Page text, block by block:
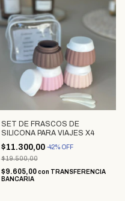
SET DE FRASCOS DE
SILICONA PARA VIAJES X4
$11.300,00 -42% OFF
$19.500,00
$9.605,00con TRANSFERENCIA
BANCARIA